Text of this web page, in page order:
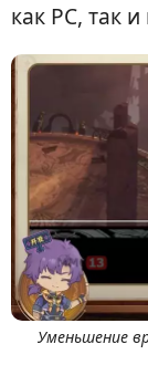
как PC, так
Уменьшение